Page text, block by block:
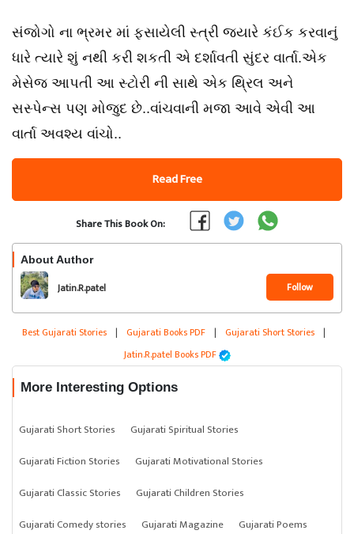
સંજોગો ના ભ્રમર માં ફસાયેલી સ્ત્રી જ્યારે કંઈક કરવાનું
ધારે ત્યારે શું નથી કરી શકતી એ દર્શાવતી સુંદર વાર્તા.એક
મેસેજ આપતી આ સ્ટોરી ની સાથે એક થ્રિલ અને
સસ્પેન્સ પણ મોજુદ છે..વાંચવાની મજા આવે એવી આ
વાર્તા અવશ્ય વાંચો..
Read Free
Share This Book On:
About Author
Jatin.R.patel Follow
Best Gujarati Stories | Gujarati Books PDF | Gujarati Short Stories |
Jatin.R.patel Books PDF
More Interesting Options
Gujarati Short Stories
Gujarati Spiritual Stories
Gujarati Fiction Stories
Gujarati Motivational Stories
Gujarati Classic Stories
Gujarati Children Stories
Gujarati Comedy stories
Gujarati Magazine
Gujarati Poems